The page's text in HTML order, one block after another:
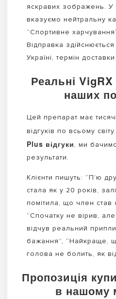
яскравих зображень. У
вказуємо нейтральну
“Спортивне
Відправка
Україні, термін
Реальні
наших
Цей препарат має
відгуків по всьому
Plus відгуки, ми
результати.
Клієнти пишуть: “П’ю
стала як у 20 років,
помітила, що член став
“Спочатку не вірив,
відчув реальний
бажання”, “Найкраще,
голова не болить, як
Пропозиція
в нашому